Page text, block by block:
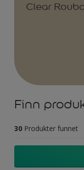
Clear
Finn
30 Produkter funnet